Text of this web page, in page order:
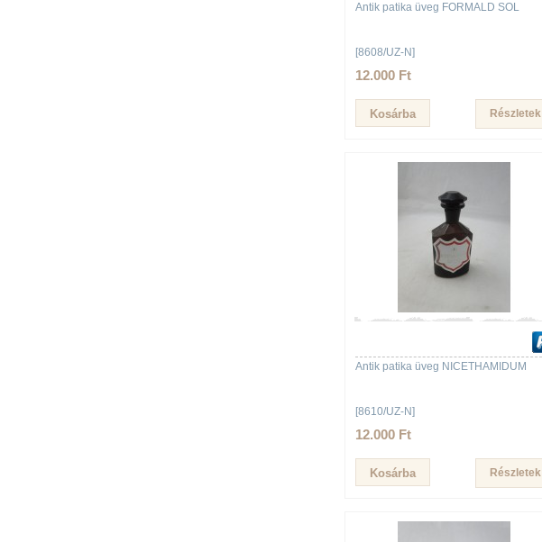
Antik patika üveg FORMALD SOL
[8608/UZ-N]
12.000 Ft
Részletek
Antik patika üveg NICETHAMIDUM
[8610/UZ-N]
12.000 Ft
Részletek